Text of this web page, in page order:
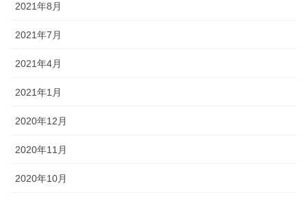
2021年8月
2021年7月
2021年4月
2021年1月
2020年12月
2020年11月
2020年10月